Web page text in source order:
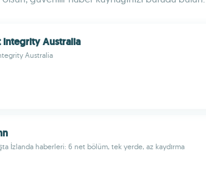
Integrity Australia
Australia
İzlanda haberleri: 6 net bölüm, tek yerde, az kaydırma